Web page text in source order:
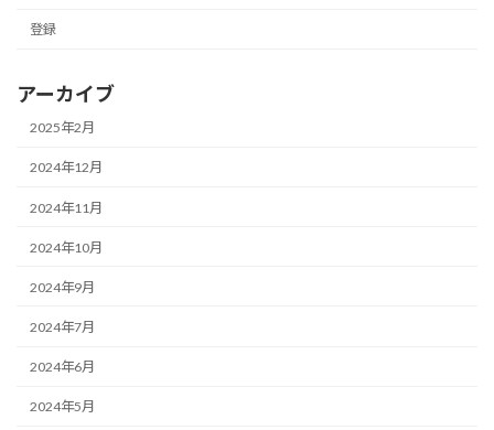
登録
アーカイブ
2025年2月
2024年12月
2024年11月
2024年10月
2024年9月
2024年7月
2024年6月
2024年5月